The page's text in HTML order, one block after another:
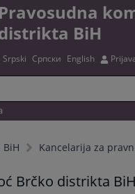
Pravosudna
BiH
Srpski Српски English
Kancelarija za
Brčko distrikta